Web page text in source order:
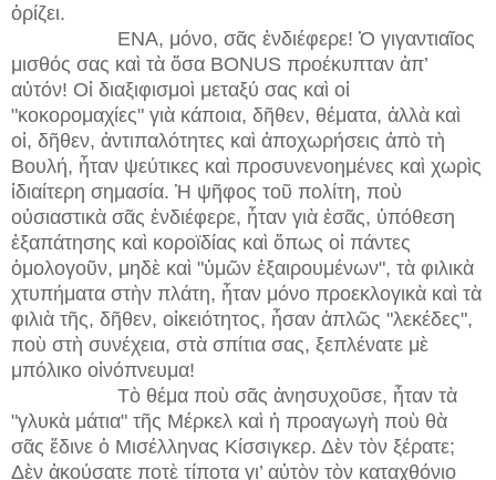
ὁρίζει.
ΕΝΑ, μόνο, σᾶς ἐνδιέφερε! Ὁ γιγαντιαῖος
μισθός σας καὶ τὰ ὅσα BONUS προέκυπταν ἀπ’
αὐτόν! Οἱ διαξιφισμοὶ μεταξύ σας καὶ οἱ
"κοκορομαχίες" γιὰ κάποια, δῆθεν, θέματα, ἀλλὰ καὶ
οἱ, δῆθεν, ἀντιπαλότητες καὶ ἀποχωρήσεις ἀπὸ τὴ
Βουλή, ἦταν ψεύτικες καὶ προσυνενοημένες καὶ χωρὶς
ἰδιαίτερη σημασία. Ἡ ψῆφος τοῦ πολίτη, ποὺ
οὐσιαστικὰ σᾶς ἐνδιέφερε, ἦταν γιὰ ἐσᾶς, ὑπόθεση
ἐξαπάτησης καὶ κοροϊδίας καὶ ὅπως οἱ πάντες
ὁμολογοῦν, μηδὲ καὶ "ὑμῶν ἐξαιρουμένων", τὰ φιλικὰ
χτυπήματα στὴν πλάτη, ἦταν μόνο προεκλογικὰ καὶ τὰ
φιλιὰ τῆς, δῆθεν, οἰκειότητος, ἦσαν ἁπλῶς "λεκέδες",
ποὺ στὴ συνέχεια, στὰ σπίτια σας, ξεπλένατε μὲ
μπόλικο οἰνόπνευμα!
Τὸ θέμα ποὺ σᾶς ἀνησυχοῦσε, ἦταν τὰ
"γλυκὰ μάτια" τῆς Μέρκελ καὶ ἡ προαγωγὴ ποὺ θὰ
σᾶς ἔδινε ὁ Μισέλληνας Κίσσιγκερ. Δὲν τὸν ξέρατε;
Δὲν ἀκούσατε ποτὲ τίποτα γι’ αὐτὸν τὸν καταχθόνιο